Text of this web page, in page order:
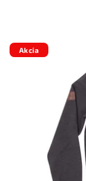
Akcia